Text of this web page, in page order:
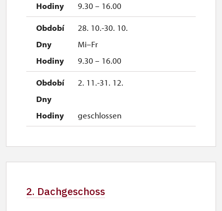
9.30 – 16.00
28. 10.-30. 10.
Mi–Fr
9.30 – 16.00
2. 11.-31. 12.
geschlossen
2. Dachgeschoss